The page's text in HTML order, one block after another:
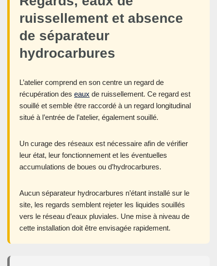
ruissellement et absence
de séparateur
hydrocarbures
L’atelier comprend en son centre un regard de
récupération des eaux de ruissellement. Ce regard est
souillé et semble être raccordé à un regard longitudinal
situé à l’entrée de l’atelier, également souillé.
Un curage des réseaux est nécessaire afin de vérifier
leur état, leur fonctionnement et les éventuelles
accumulations de boues ou d’hydrocarbures.
Aucun séparateur hydrocarbures n’étant installé sur le
site, les regards semblent rejeter les liquides souillés
vers le réseau d’eaux pluviales. Une mise à niveau de
cette installation doit être envisagée rapidement.